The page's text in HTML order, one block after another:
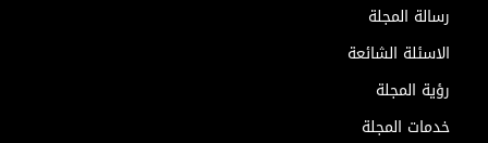
رسالة المجلة
الاسئلة الشائعة
رؤية المجلة
خدمات المجلة